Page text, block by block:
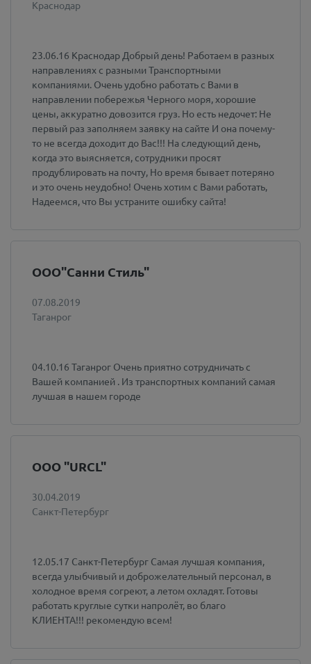
Краснодар
23.06.16 Краснодар Добрый день! Работаем в разных
направлениях с разными Транспортными
компаниями. Очень удобно работать с Вами в
направлении побережья Черного моря, хорошие
цены, аккуратно довозится груз. Но есть недочет: Не
первый раз заполняем заявку на сайте И она почему-
то не всегда доходит до Вас!!! На следующий день,
когда это выясняется, сотрудники просят
продублировать на почту, Но время бывает потеряно
и это очень неудобно! Очень хотим с Вами работать,
Надеемся, что Вы устраните ошибку сайта!
ООО"Санни Стиль"
07.08.2019
Таганрог
04.10.16 Таганрог Очень приятно сотрудничать с
Вашей компанией . Из транспортных компаний самая
лучшая в нашем городе
ООО "URCL"
30.04.2019
Санкт-Петербург
12.05.17 Санкт-Петербург Самая лучшая компания,
всегда улыбчивый и доброжелательный персонал, в
холодное время согреют, а летом охладят. Готовы
работать круглые сутки напролёт, во благо
КЛИЕНТА!!! рекомендую всем!